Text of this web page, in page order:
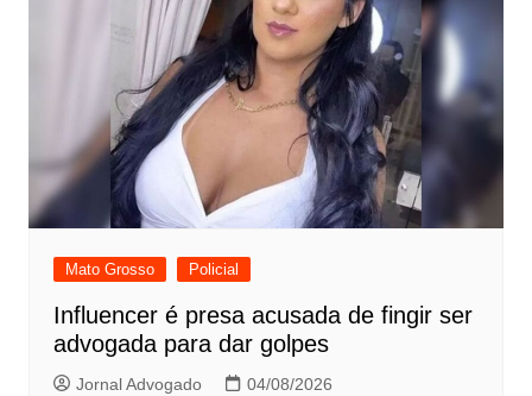
Mato Grosso Policial
Influencer é presa acusada de fingir ser
advogada para dar golpes
Jornal Advogado 04/08/2026